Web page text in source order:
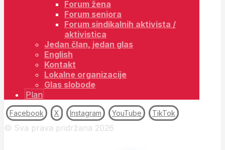
Forum žena
Forum seniora
Forum sindikalnih aktivista /
aktivistica
Jedan član, jedan glas
English
Kontakt
Lokalne organizacije
Glas slobode
Plan
Facebook X Instagram YouTube TikTok
© Sva prava pridržana 2026